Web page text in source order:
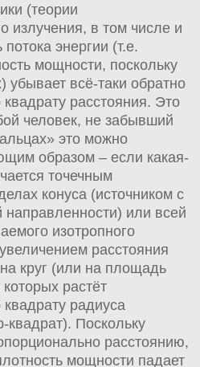
(теории
излучения, в том числе и
энергии (т.е.
мощности, поскольку
убывает всё-таки обратно
расстояния. Это
человек, не забывший
это можно
образом – если какая-
точечным
конуса (источником с
направленности) или всей
изотропного
расстояния
круг (или на площадь
растёт
радиуса
квадрат). Поскольку
расстоянию,
мощности падает